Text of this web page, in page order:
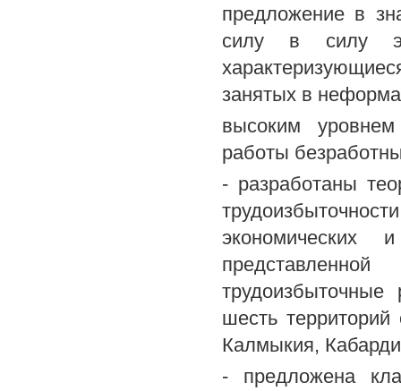
предложение в
силу в силу
занятых в
высоким
работы
- разработаны
экономических
шесть территорий
Калмыкия,
- предложена